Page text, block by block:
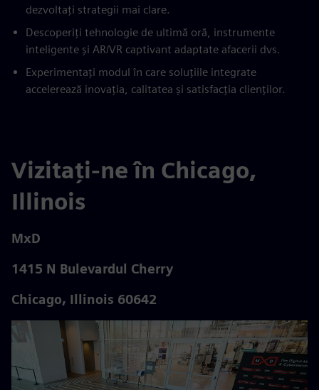
dezvoltați strategii mai clare.
Descoperiți tehnologie de ultimă oră, instrumente
inteligente și AR/VR captivant adaptate afacerii dvs.
Experimentați modul în care soluțiile integrate
accelerează inovația, calitatea și satisfacția clienților.
Vizitați-ne în Chicago,
Illinois
MxD
1415 N Bulevardul Cherry
Chicago, Illinois 60642